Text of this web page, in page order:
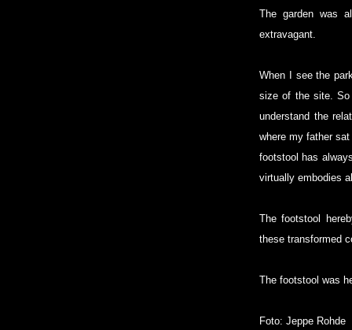
The garden was
extravagant.
When I see the
size of the site.
understand the
where my father
footstool has
virtually embodies
The footstool
these transformed
The footstool was
Foto: Jeppe Rohde